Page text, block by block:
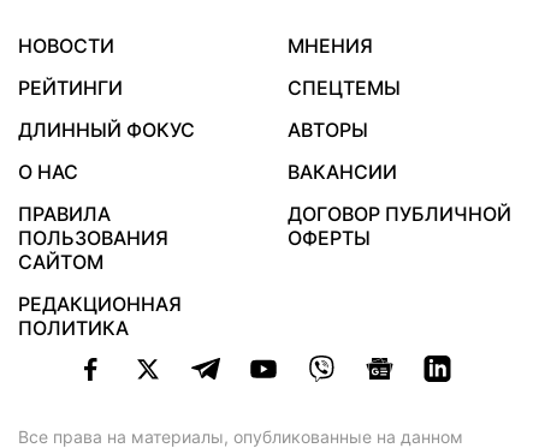
НОВОСТИ
МНЕНИЯ
РЕЙТИНГИ
СПЕЦТЕМЫ
ДЛИННЫЙ ФОКУС
АВТОРЫ
О НАС
ВАКАНСИИ
ПРАВИЛА
ПОЛЬЗОВАНИЯ
САЙТОМ
ДОГОВОР ПУБЛИЧНОЙ
ОФЕРТЫ
РЕДАКЦИОННАЯ
ПОЛИТИКА
Все права на материалы, опубликованные на данном